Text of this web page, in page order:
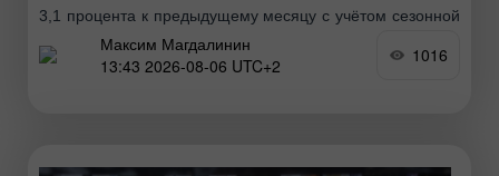
3,1 процента к предыдущему месяцу с учётом сезонной
и календарной корректировки, свидетельствуют
предварительные данные Destatis. В годовом
Максим Магдалинин
13:43 2026-08-06 UTC+2
1016